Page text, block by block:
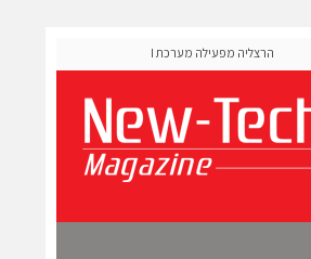
הרצליה מפעילה מערכת AI לניהול אדפטיבי של רמזורים